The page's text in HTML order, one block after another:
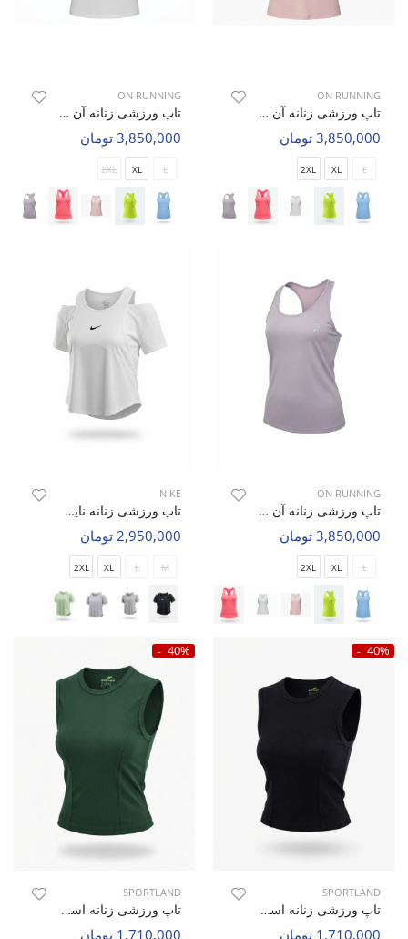
ON RUNNING
تاپ ورزشی زنانه آن رانینگ Velora W
3,850,000 تومان
L
XL
2XL
ON RUNNING
تاپ ورزشی زنانه آن رانینگ Velora W
3,850,000 تومان
L
XL
2XL
ON RUNNING
تاپ ورزشی زنانه آن رانینگ Velora W
3,850,000 تومان
L
XL
2XL
NIKE
تاپ ورزشی زنانه نایک Nike Rivona W
2,950,000 تومان
M
L
XL
2XL
40%
SPORTLAND
تاپ ورزشی زنانه اسپورتلند Cortina W
1,710,000 تومان
40%
SPORTLAND
تاپ ورزشی زنانه اسپورتلند Cortina W
1,710,000 تومان